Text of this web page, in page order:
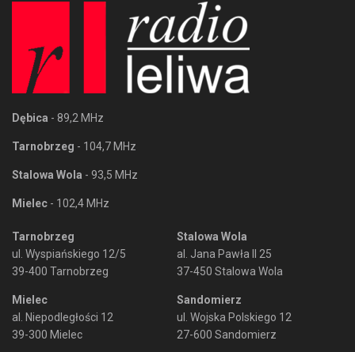
Dębica - 89,2 MHz
Tarnobrzeg - 104,7 MHz
Stalowa Wola - 93,5 MHz
Mielec - 102,4 MHz
Tarnobrzeg
ul. Wyspiańskiego 12/5
39-400 Tarnobrzeg
Mielec
al. Niepodległości 12
39-300 Mielec
Stalowa Wola
al. Jana Pawła II 25
37-450 Stalowa Wola
Sandomierz
ul. Wojska Polskiego 12
27-600 Sandomierz